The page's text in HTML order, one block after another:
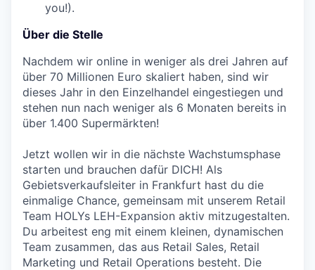
you!).
Über die Stelle
Nachdem wir online in weniger als drei Jahren auf
über 70 Millionen Euro skaliert haben, sind wir
dieses Jahr in den Einzelhandel eingestiegen und
stehen nun nach weniger als 6 Monaten bereits in
über 1.400 Supermärkten!
Jetzt wollen wir in die nächste Wachstumsphase
starten und brauchen dafür DICH! Als
Gebietsverkaufsleiter in Frankfurt hast du die
einmalige Chance, gemeinsam mit unserem Retail
Team HOLYs LEH-Expansion aktiv mitzugestalten.
Du arbeitest eng mit einem kleinen, dynamischen
Team zusammen, das aus Retail Sales, Retail
Marketing und Retail Operations besteht. Die